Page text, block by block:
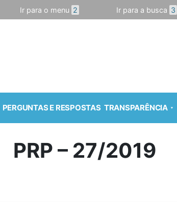
Ir para o menu 2 Ir para a busca 3
PERGUNTAS E RESPOSTAS TRANSPARÊNCIA
PRP – 27/2019